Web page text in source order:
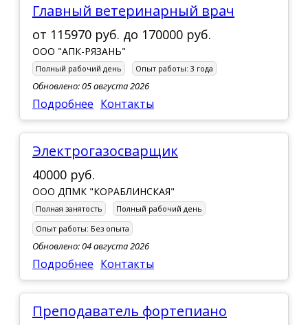
Главный ветеринарный врач
от 115970 руб. до 170000 руб.
ООО "АПК-РЯЗАНЬ"
Полный рабочий день Опыт работы: 3 года
Обновлено: 05 августа 2026
Подробнее Контакты
Электрогазосварщик
40000 руб.
ООО ДПМК "КОРАБЛИНСКАЯ"
Полная занятость
Полный рабочий день
Опыт работы: Без опыта
Обновлено: 04 августа 2026
Подробнее Контакты
преподаватель фортепиано